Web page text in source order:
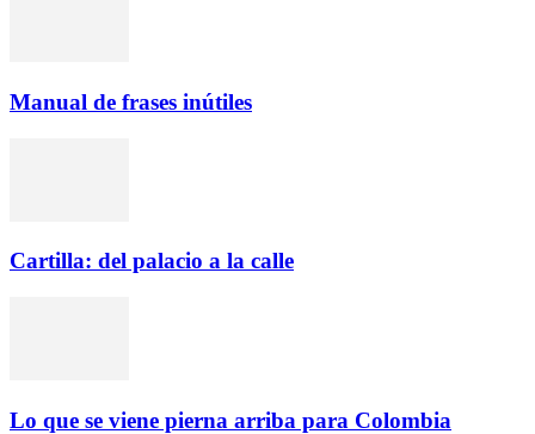
Manual de frases inútiles
Cartilla: del palacio a la calle
Lo que se viene pierna arriba para Colombia